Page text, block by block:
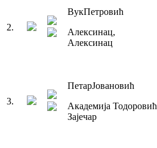
2.
ВукПетровић
Алексинац,
Алексинац
3.
ПетарЈовановић
Академија Тодоровић
Зајечар